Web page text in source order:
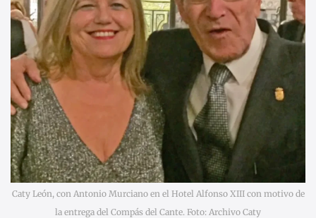
Caty León, con Antonio Murciano en el Hotel Alfonso XIII con motivo de
la entrega del Compás del Cante. Foto: Archivo Caty